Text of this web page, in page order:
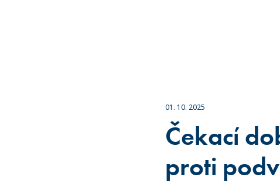
01. 10. 2025
Čekací
proti